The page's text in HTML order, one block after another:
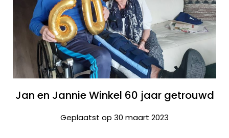
Jan en Jannie Winkel 60 jaar getrouwd
Geplaatst op 30 maart 2023